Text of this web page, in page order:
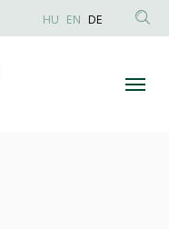
Anonim
HU EN DE